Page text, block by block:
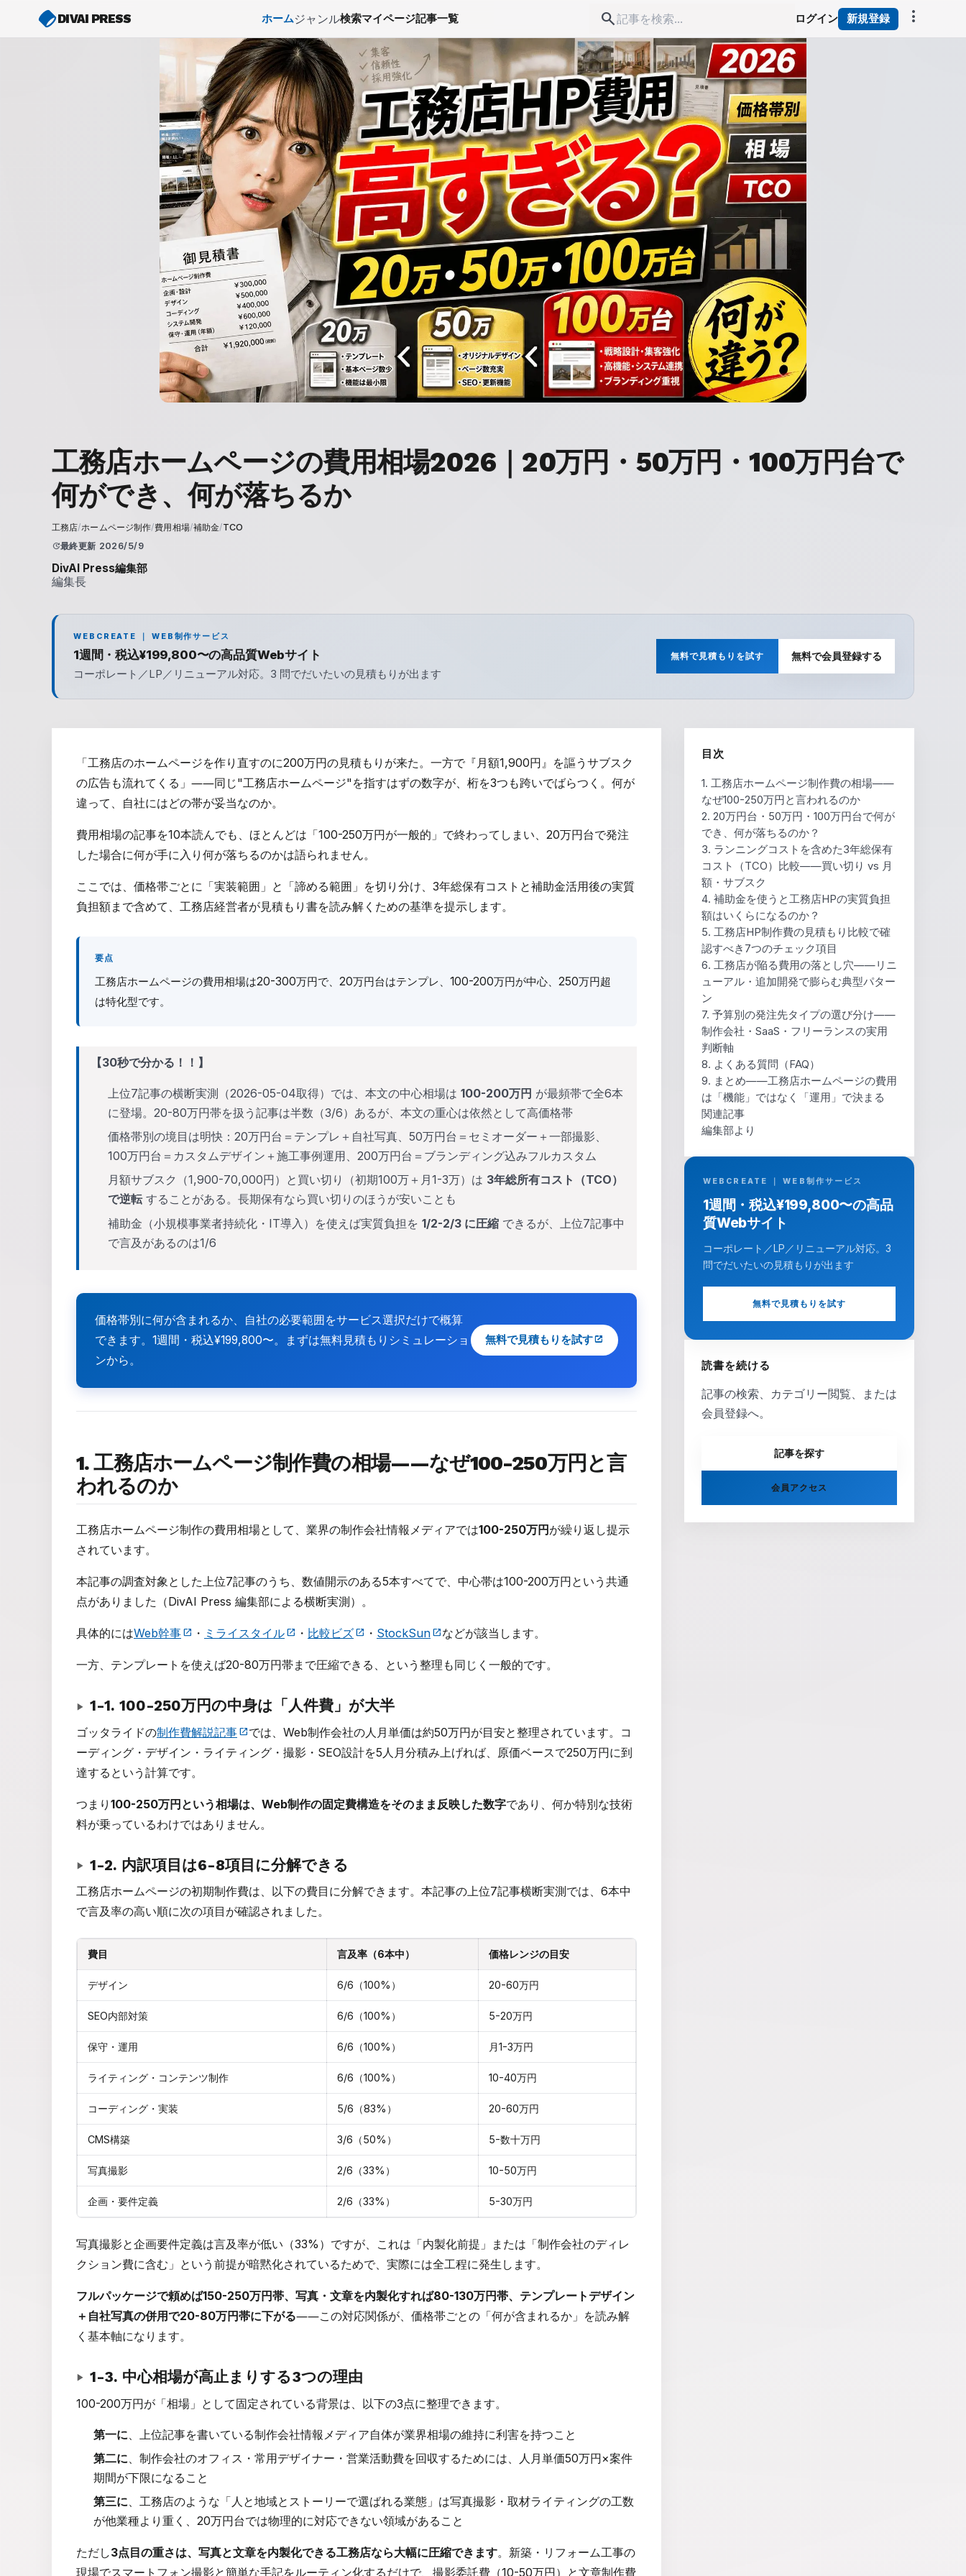
DIVAI PRESS ホームジャンル検索マイページ記事一覧 search ログイン 新規登録 more_vert
工務店ホームページの費用相場2026｜20万円・50万円・100万円台で
何ができ、何が落ちるか
工務店/ホームページ制作/費用相場/補助金/TCO
update最終更新 2026/5/9
DivAI Press編集部
編集長
WEBCREATE ｜ WEB制作サービス
1週間・税込¥199,800〜の高品質Webサイト
コーポレート／LP／リニューアル対応。3 問でだいたいの見積もりが出ます
無料で見積もりを試す 無料で会員登録する
「工務店のホームページを作り直すのに200万円の見積もりが来た。一方で『月額1,900円』を謳うサブスク
の広告も流れてくる」――同じ"工務店ホームページ"を指すはずの数字が、桁を3つも跨いでばらつく。何が
違って、自社にはどの帯が妥当なのか。
費用相場の記事を10本読んでも、ほとんどは「100-250万円が一般的」で終わってしまい、20万円台で発注
した場合に何が手に入り何が落ちるのかは語られません。
ここでは、価格帯ごとに「実装範囲」と「諦める範囲」を切り分け、3年総保有コストと補助金活用後の実質
負担額まで含めて、工務店経営者が見積もり書を読み解くための基準を提示します。
要点
工務店ホームページの費用相場は20-300万円で、20万円台はテンプレ、100-200万円が中心、250万円超
は特化型です。
【30秒で分かる！！】
上位7記事の横断実測（2026-05-04取得）では、本文の中心相場は 100-200万円 が最頻帯で全6本
に登場。20-80万円帯を扱う記事は半数（3/6）あるが、本文の重心は依然として高価格帯
価格帯別の境目は明快：20万円台＝テンプレ＋自社写真、50万円台＝セミオーダー＋一部撮影、
100万円台＝カスタムデザイン＋施工事例運用、200万円台＝ブランディング込みフルカスタム
月額サブスク（1,900-70,000円）と買い切り（初期100万＋月1-3万）は 3年総所有コスト（TCO）
で逆転することがある。長期保有なら買い切りのほうが安いことも
補助金（小規模事業者持続化・IT導入）を使えば実質負担を 1/2-2/3 に圧縮 できるが、上位7記事中
で言及があるのは1/6
価格帯別に何が含まれるか、自社の必要範囲をサービス選択だけで概算
できます。1週間・税込¥199,800〜。まずは無料見積もりシミュレーショ
ンから。
無料で見積もりを試す
1. 工務店ホームページ制作費の相場——なぜ100-250万円と言
われるのか
工務店ホームページ制作の費用相場として、業界の制作会社情報メディアでは100-250万円 が繰り返し提示
されています。
本記事の調査対象とした上位7記事のうち、数値開示のある5本すべてで、中心帯は100-200万円という共通
点がありました（DivAI Press 編集部による横断実測）。
具体的にはWeb幹事 ・ ミライスタイル ・ 比較ビズ ・ StockSun などが該当します。
一方、テンプレートを使えば20-80万円帯まで圧縮できる、という整理も同じく一般的です。
1-1. 100-250万円の中身は「人件費」が大半
ゴッタライドの制作費解説記事
では、Web制作会社の人月単価は約50万円が目安と整理されています。コ
ーディング・デザイン・ライティング・撮影・SEO設計を5人月分積み上げれば、原価ベースで250万円に到
達するという計算です。
つまり 100-250万円という相場は、Web制作の固定費構造をそのまま反映した数字であり、何か特別な技術
料が乗っているわけではありません。
1-2. 内訳項目は6-8項目に分解できる
工務店ホームページの初期制作費は、以下の費目に分解できます。本記事の上位7記事横断実測では、6本中
で言及率の高い順に次の項目が確認されました。
費目 言及率（6本中） 価格レンジの目安
デザイン 6/6（100%） 20-60万円
SEO内部対策 6/6（100%） 5-20万円
保守・運用 6/6（100%） 月1-3万円
ライティング・コンテンツ制作 6/6（100%） 10-40万円
コーディング・実装 5/6（83%） 20-60万円
CMS構築 3/6（50%） 5-数十万円
写真撮影 2/6（33%） 10-50万円
企画・要件定義 2/6（33%） 5-30万円
写真撮影と企画要件定義は言及率が低い（33%）ですが、これは「内製化前提」または「制作会社のディレ
クション費に含む」という前提が暗黙化されているためで、実際には全工程に発生します。
フルパッケージで頼めば150-250万円帯、写真・文章を内製化すれば80-130万円帯、テンプレートデザイン
＋自社写真の併用で20-80万円帯に下がる――この対応関係が、価格帯ごとの「何が含まれるか」を読み解
く基本軸になります。
1-3. 中心相場が高止まりする3つの理由
100-200万円が「相場」として固定されている背景は、以下の3点に整理できます。
第一に 、上位記事を書いている制作会社情報メディア自体が業界相場の維持に利害を持つこと
第二に 、制作会社のオフィス・常用デザイナー・営業活動費を回収するためには、人月単価50万円×案件
期間が下限になること
第三に、工務店のような「人と地域とストーリーで選ばれる業態」は写真撮影・取材ライティングの工数
が他業種より重く、20万円台では物理的に対応できない領域があること
ただし3点目の重さは、写真と文章を内製化できる工務店なら大幅に圧縮できます。新築・リフォーム工事の
現場でスマートフォン撮影と簡単な手記をルーティン化するだけで、撮影委託費（10-50万円）と文章制作費
目次
1. 工務店ホームページ制作費の相場——
なぜ100-250万円と言われるのか
2. 20万円台・50万円・100万円台で何が
でき、何が落ちるのか？
3. ランニングコストを含めた3年総保有
コスト（TCO）比較——買い切り vs 月
額・サブスク
4. 補助金を使うと工務店HPの実質負担
額はいくらになるのか？
5. 工務店HP制作費の見積もり比較で確
認すべき7つのチェック項目
6. 工務店が陥る費用の落とし穴——リニ
ューアル・追加開発で膨らむ典型パター
ン
7. 予算別の発注先タイプの選び分け——
制作会社・SaaS・フリーランスの実用
判断軸
8. よくある質問（FAQ）
9. まとめ——工務店ホームページの費用
は「機能」ではなく「運用」で決まる
関連記事
編集部より
WEBCREATE ｜ WEB制作サービス
1週間・税込¥199,800〜の高品
質Webサイト
コーポレート／LP／リニューアル対応。3
問でだいたいの見積もりが出ます
無料で見積もりを試す
読書を続ける
記事の検索、カテゴリー閲覧、または
会員登録へ。
記事を探す
会員アクセス